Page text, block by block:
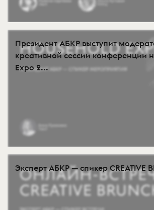
Президент АБКР выступит
креативной сессии конференции
Expo 2...
Эксперт АБКР — спикер CREATIVE